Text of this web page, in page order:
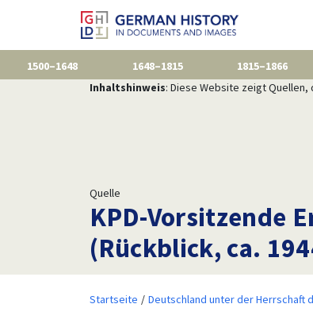
1500–1648 1648–1815 1815–1866
Inhaltshinweis: Diese Website zeigt
Quelle
KPD-Vorsitzende
(Rückblick, ca.
Startseite Deutschland unter der Herrschaft